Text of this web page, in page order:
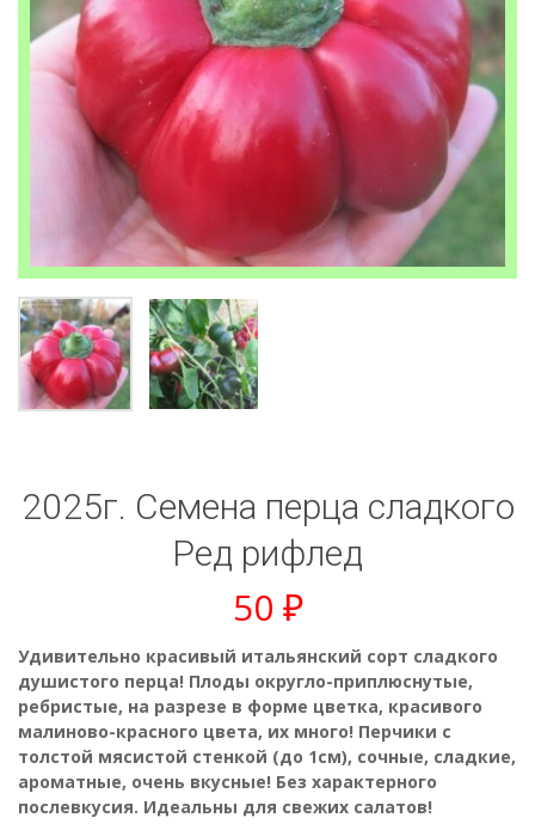
2025г. Семена перца сладкого
Ред рифлед
50 ₽
Удивительно красивый итальянский сорт сладкого
душистого перца! Плоды округло-приплюснутые,
ребристые, на разрезе в форме цветка, красивого
малиново-красного цвета, их много! Перчики с
толстой мясистой стенкой (до 1см), сочные, сладкие,
ароматные, очень вкусные! Без характерного
послевкусия. Идеальны для свежих салатов!